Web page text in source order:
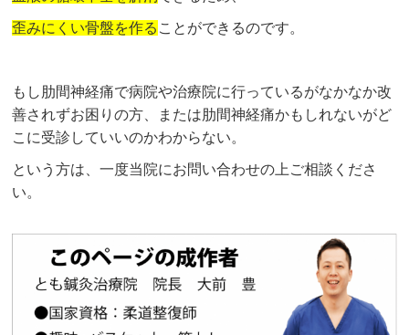
歪みにくい骨盤を作る ことができるのです。
もし肋間神経痛で病院や治療院に行っているがなかなか改
善されずお困りの方、または肋間神経痛かもしれないがど
こに受診していいのかわからない。
という方は、一度当院にお問い合わせの上ご相談くださ
い。